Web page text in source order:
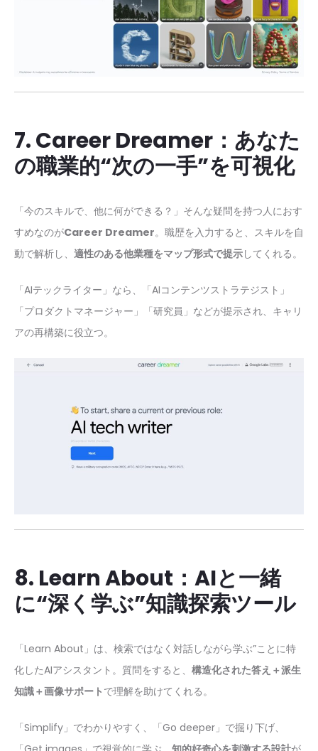
7. Career Dreamer：あなた
の職業的“次の一手”を可視化
「今のスキルで、他に何ができる？」そんな疑問を持つ人におす
すめなのがCareer Dreamer。職歴を入力すると、スキルを自
動で解析し、 適性のある他業種をマップ形式で提示してくれる。
「AIテックライター」なら、「AIコンテンツストラテジスト」
「プロダクトマネージャー」「研究員」などが提示され、キャリ
アの再構築に役立つ。
8. Learn About：AIと一緒
に“深く学ぶ”知識探索ツール
「Learn About」は、検索ではなく対話しながら学ぶ”ことに特
化したAIアシスタント。質問をすると、 構造化された答え＋派生
知識＋画像サポート で理解を助けてくれる。
「Simplify」でわかりやすく、「Go deeper」で掘り下げ、